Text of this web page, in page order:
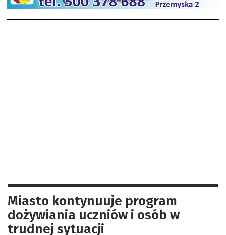
Miasto kontynuuje program
dożywiania uczniów i osób w
trudnej sytuacji